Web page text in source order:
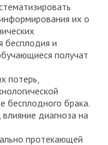
их о
бесплодия и
получат
потерь,
бесплодного брака.
диагноза на
протекающей